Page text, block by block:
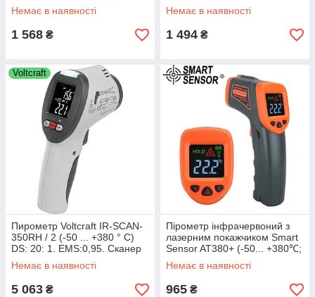
Немає в наявності
1 568 ₴
Немає в наявності
1 494 ₴
Voltcraft
Пирометр Voltcraft IR-SCAN-
350RH / 2 (-50 ... +380 ° C)
DS: 20: 1. EMS:0,95. Сканер
Dew (точки роси). Германия
Немає в наявності
5 063 ₴
Пірометр інфрачервоний з
лазерним покажчиком Smart
Sensor AT380+ (-50... +380℃;
12:1 )
Немає в наявності
965 ₴